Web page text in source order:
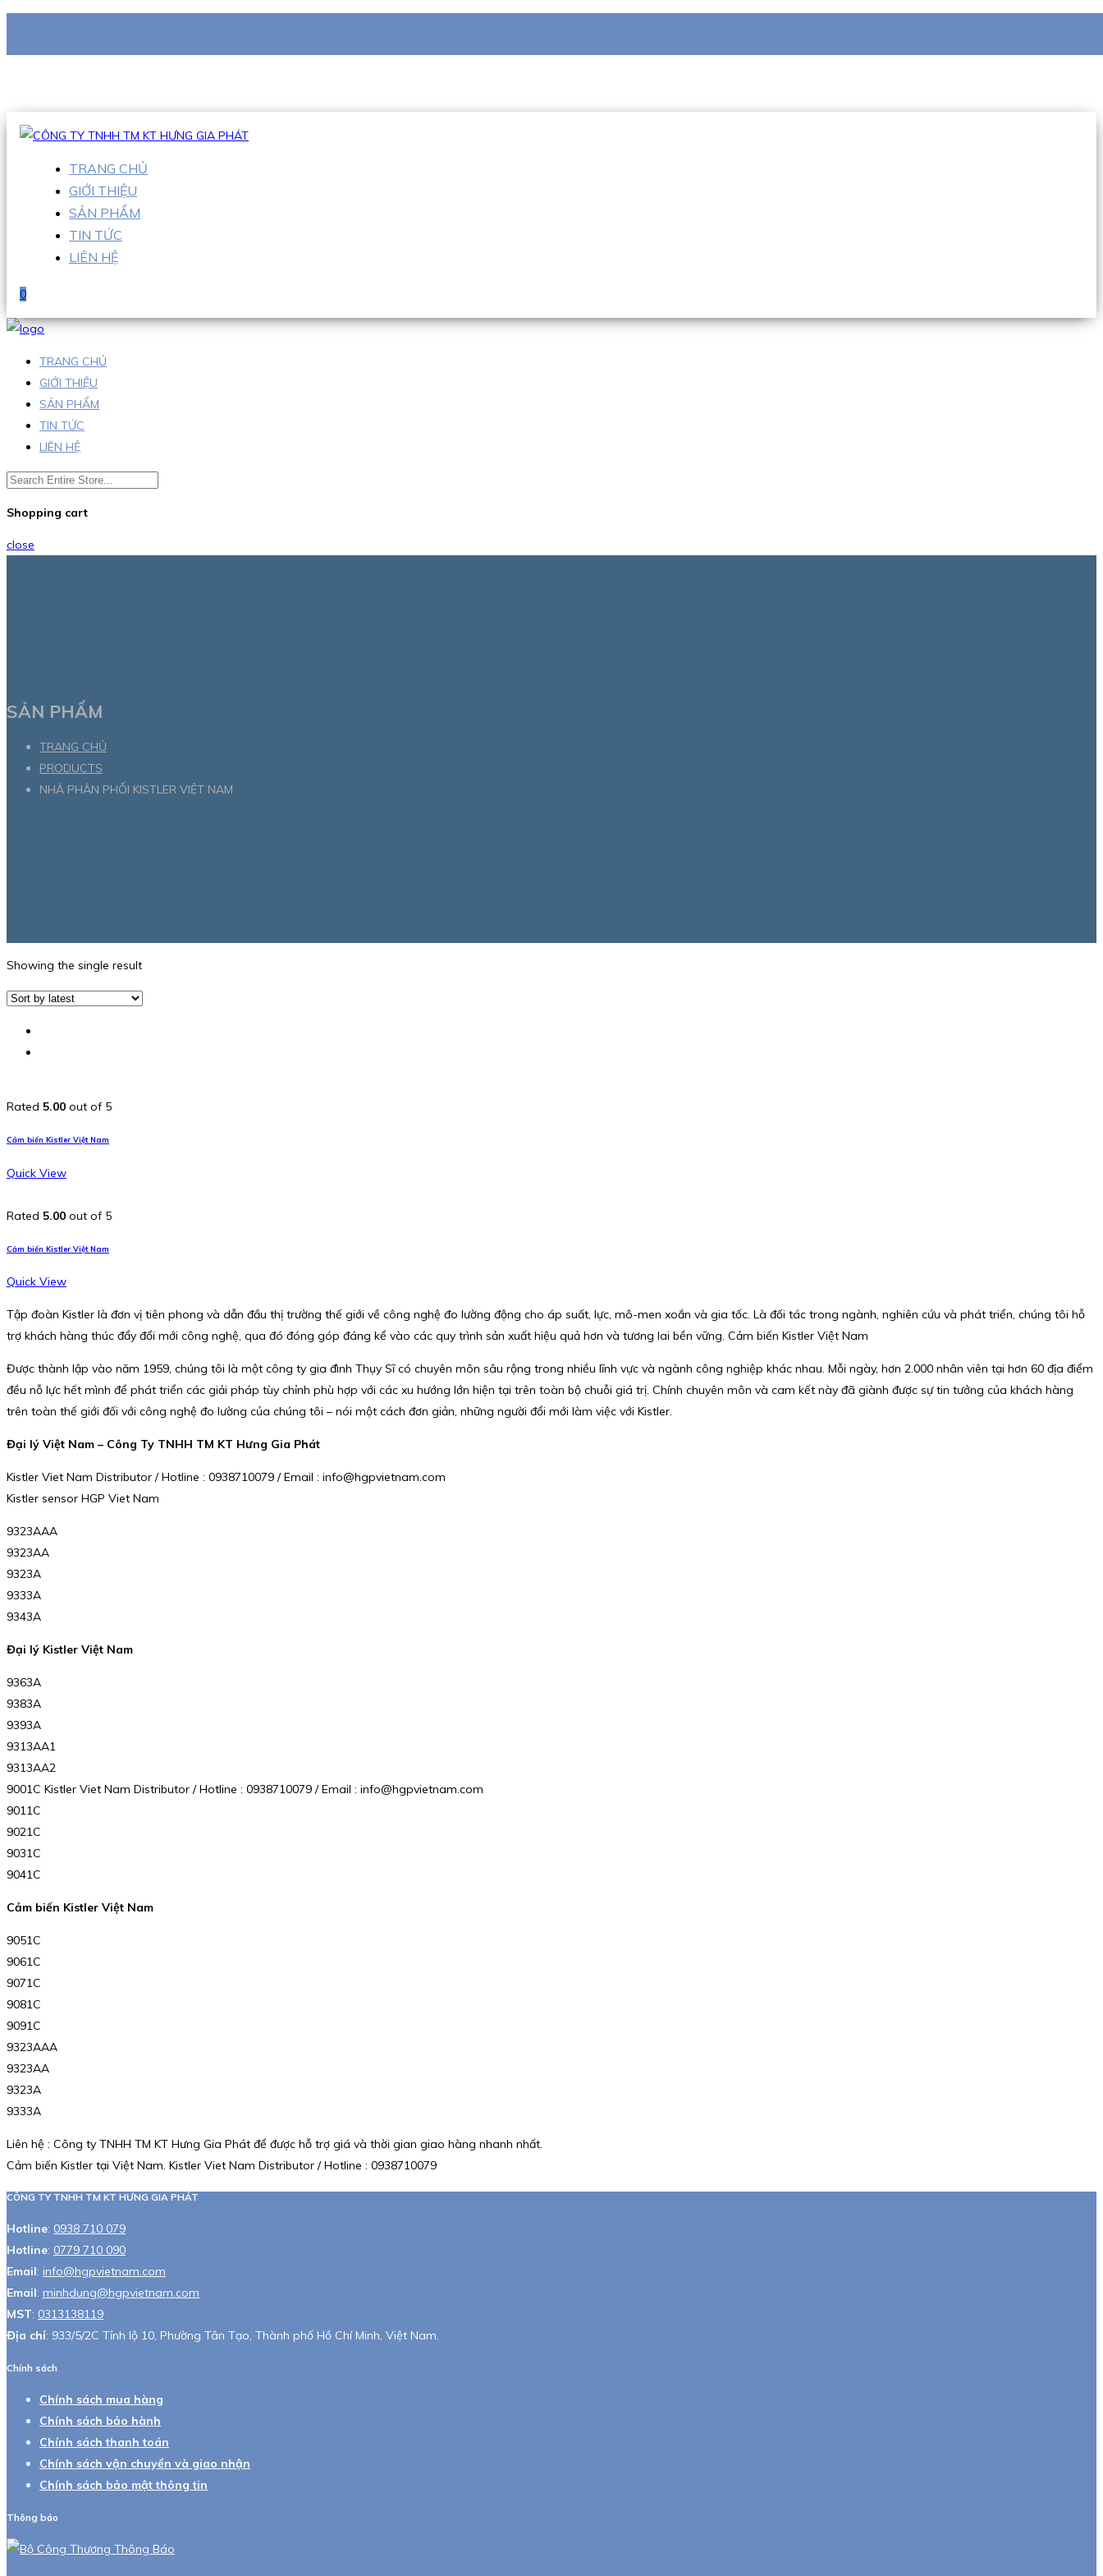
Hotline:0938 710 079
TRANG CHỦ
GIỚI THIỆU
SẢN PHẨM
TIN TỨC
LIÊN HỆ
0
TRANG CHỦ
GIỚI THIỆU
SẢN PHẨM
TIN TỨC
LIÊN HỆ
Shopping cart
close
SẢN PHẨM
TRANG CHỦ
PRODUCTS
NHÀ PHÂN PHỐI KISTLER VIỆT NAM
Showing the single result
Rated 5.00 out of 5
Cảm biến Kistler Việt Nam
Quick View
Rated 5.00 out of 5
Cảm biến Kistler Việt Nam
Quick View
Tập đoàn Kistler là đơn vị tiên phong và dẫn đầu thị trường thế giới về công nghệ đo lường động cho áp suất, lực, mô-men xoắn và gia tốc. Là đối tác trong ngành, nghiên cứu và phát triển, chúng tôi hỗ
trợ khách hàng thúc đẩy đổi mới công nghệ, qua đó đóng góp đáng kể vào các quy trình sản xuất hiệu quả hơn và tương lai bền vững. Cảm biến Kistler Việt Nam
Được thành lập vào năm 1959, chúng tôi là một công ty gia đình Thụy Sĩ có chuyên môn sâu rộng trong nhiều lĩnh vực và ngành công nghiệp khác nhau. Mỗi ngày, hơn 2.000 nhân viên tại hơn 60 địa điểm
đều nỗ lực hết mình để phát triển các giải pháp tùy chỉnh phù hợp với các xu hướng lớn hiện tại trên toàn bộ chuỗi giá trị. Chính chuyên môn và cam kết này đã giành được sự tin tưởng của khách hàng
trên toàn thế giới đối với công nghệ đo lường của chúng tôi – nói một cách đơn giản, những người đổi mới làm việc với Kistler.
Đại lý Việt Nam – Công Ty TNHH TM KT Hưng Gia Phát
Kistler Viet Nam Distributor / Hotline : 0938710079 / Email : info@hgpvietnam.com
Kistler sensor HGP Viet Nam
9323AAA
9323AA
9323A
9333A
9343A
Đại lý Kistler Việt Nam
9363A
9383A
9393A
9313AA1
9313AA2
9001C Kistler Viet Nam Distributor / Hotline : 0938710079 / Email : info@hgpvietnam.com
9011C
9021C
9031C
9041C
Cảm biến Kistler Việt Nam
9051C
9061C
9071C
9081C
9091C
9323AAA
9323AA
9323A
9333A
Liên hệ : Công ty TNHH TM KT Hưng Gia Phát để được hỗ trợ giá và thời gian giao hàng nhanh nhất.
Cảm biến Kistler tại Việt Nam. Kistler Viet Nam Distributor / Hotline : 0938710079
CÔNG TY TNHH TM KT HƯNG GIA PHÁT
Hotline: 0938 710 079
Hotline: 0779 710 090
Email: info@hgpvietnam.com
Email: minhdung@hgpvietnam.com
MST: 0313138119
Địa chỉ: 933/5/2C Tỉnh lộ 10, Phường Tân Tạo, Thành phố Hồ Chí Minh, Việt Nam.
Chính sách
Chính sách mua hàng
Chính sách bảo hành
Chính sách thanh toán
Chính sách vận chuyển và giao nhận
Chính sách bảo mật thông tin
Thông báo